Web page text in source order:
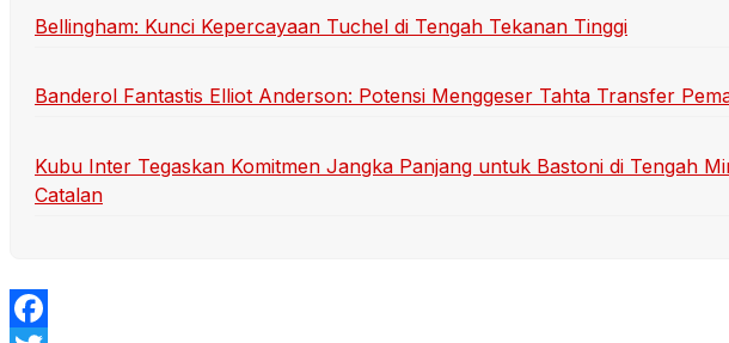
Bellingham: Kunci Kepercayaan Tuchel di Tengah Tekanan Tinggi
Banderol Fantastis Elliot Anderson: Potensi Menggeser Tahta Transfer
Kubu Inter Tegaskan Komitmen Jangka Panjang untuk Bastoni di Tengah
Catalan